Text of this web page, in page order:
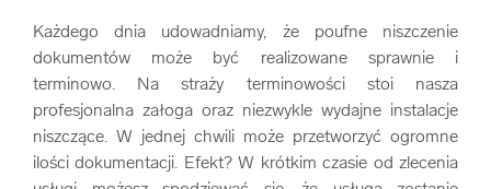
Każdego dnia udowadniamy, że poufne niszczenie
dokumentów może być realizowane sprawnie i
terminowo. Na straży terminowości stoi nasza
profesjonalna załoga oraz niezwykle wydajne instalacje
niszczące. W jednej chwili może przetworzyć ogromne
ilości dokumentacji. Efekt? W krótkim czasie od zlecenia